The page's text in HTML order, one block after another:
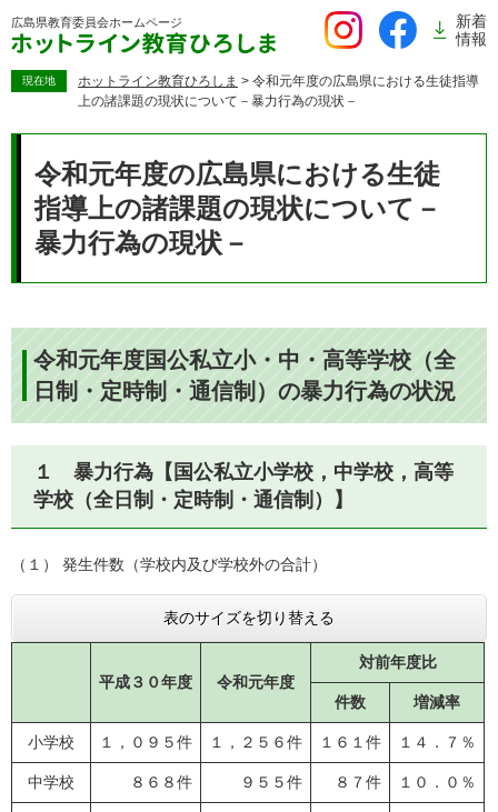
ー
広島県教育委員会ホームページ
新着
情報
現在地 ホットライン教育ひろしま > 令和元年度の広島県における生徒指導
上の諸課題の現状について－暴力行為の現状－
令和元年度の広島県における生徒
指導上の諸課題の現状について－
暴力行為の現状－
令和元年度国公私立小・中・高等学校（全
日制・定時制・通信制）の暴力行為の状況
１ 暴力行為【国公私立小学校，中学校，高等
学校（全日制・定時制・通信制）】
（１） 発生件数（学校内及び学校外の合計）
表のサイズを切り替える
平成３０年度 令和元年度
対前年度比
件数 増減率
小学校 １，０９５件 １，２５６件 １６１件 １４．７％
中学校 ８６８件 ９５５件 ８７件 １０．０％